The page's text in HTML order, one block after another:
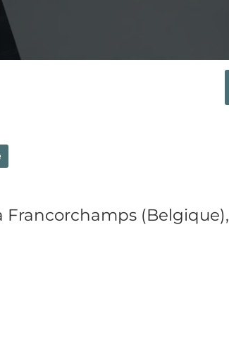
Francorchamps (Belgique),